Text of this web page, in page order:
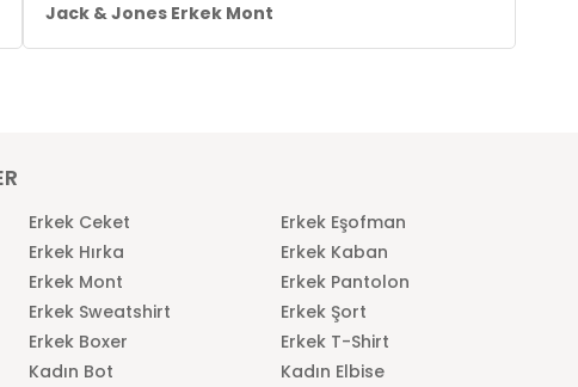
Jack & Jones Erkek Mont
Erkek Ceket
Erkek Eşofman
Erkek Hırka
Erkek Kaban
Erkek Mont
Erkek Pantolon
Erkek Sweatshirt
Erkek Şort
Erkek Boxer
Erkek T-Shirt
Kadın Bot
Kadın Elbise